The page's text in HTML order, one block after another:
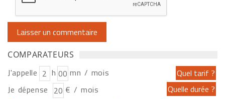
COMPARATEURS
J'appelle h
mn / mois
Je dépense
€ / mois